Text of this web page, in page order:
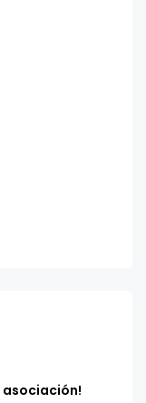
asociación!